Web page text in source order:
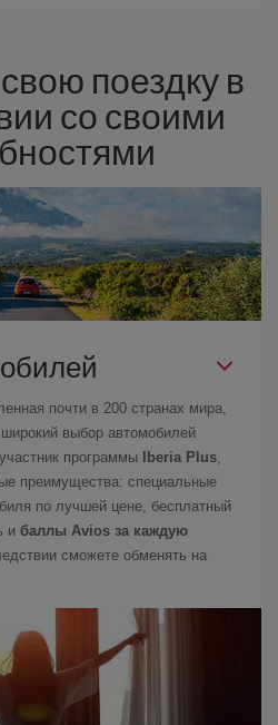
поездку в
со своими
почти в 200 странах мира,
выбор автомобилей
программы
Iberia Plus,
преимущества: специальные
по лучшей цене, бесплатный
и баллы Avios за каждую
сможете обменять на